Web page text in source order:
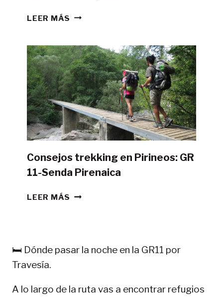
LEER MÁS ¿ES
LA
GR11
CON
TIENDA
DE
CAMPAÑA?
Consejos trekking en Pirineos: GR
11-Senda Pirenaica
LEER MÁS CONSEJOS
11-
🛏️ Dónde pasar la noche en la GR11 por
Travesía.
A lo largo de la ruta vas a encontrar refugios